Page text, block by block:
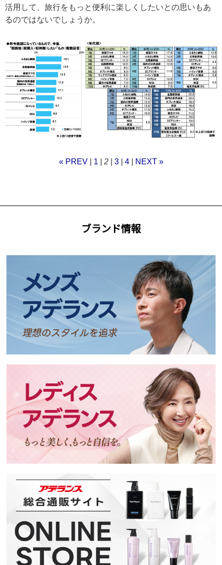
活用して、旅行をもっと便利に楽しくしたいとの思いもあ
るのではないでしょうか。
« PREV| 1 2| 3| 4| NEXT »
ブランド情報